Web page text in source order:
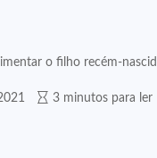
o filho recém-
3 minutos para ler